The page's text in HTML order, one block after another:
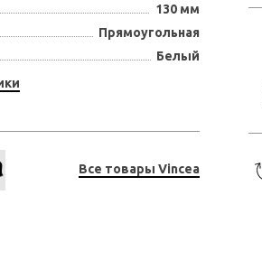
130 мм
Прямоугольная
Белый
Все товары Vincea